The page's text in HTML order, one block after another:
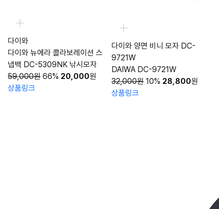
다이와
다이와 뉴에라 콜라보레이션 스
냅백 DC-5309NK 낚시모자
59,000원 66% 20,000원
상품링크
다이와 양면 비니 모자 DC-
9721W
DAIWA DC-9721W
32,000원 10% 28,800원
상품링크